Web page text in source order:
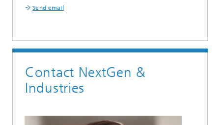
Send email
Contact NextGen &
Industries